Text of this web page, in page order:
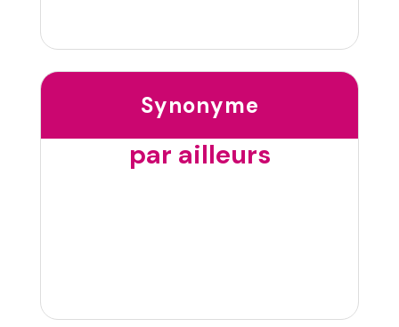
Synonyme
par ailleurs